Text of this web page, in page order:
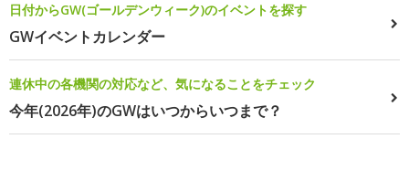
日付からGW(ゴールデンウィーク)のイベントを探す
GWイベントカレンダー
連休中の各機関の対応など、気になることをチェック
今年(2026年)のGWはいつからいつまで？